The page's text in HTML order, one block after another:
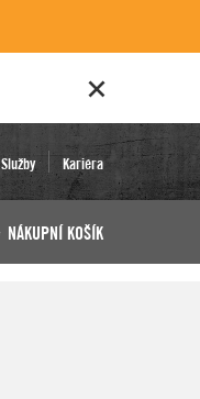
Služby Kariéra
NÁKUPNÍ KOŠÍK